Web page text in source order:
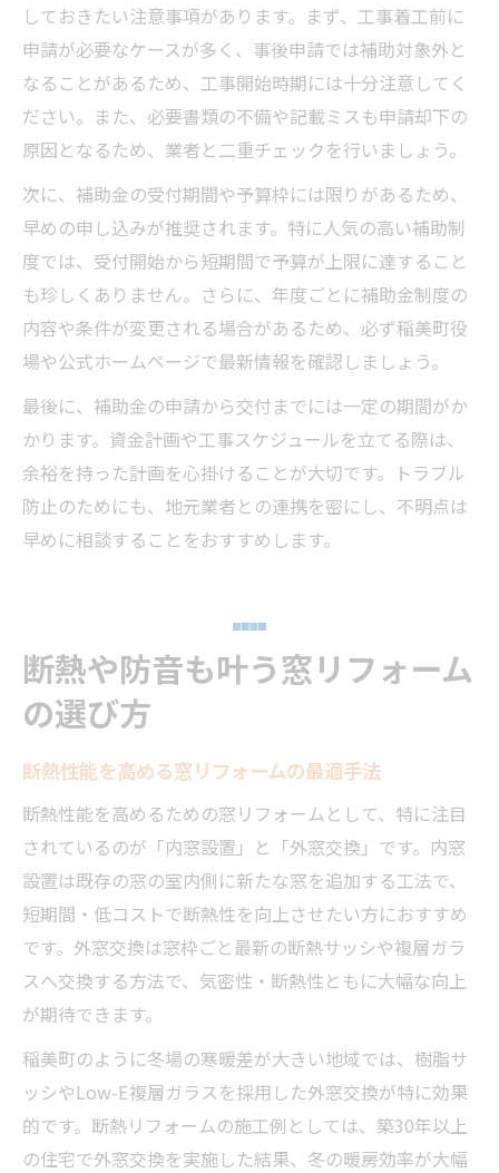
しておきたい注意事項があります。まず、工事着工前に
申請が必要なケースが多く、事後申請では補助対象外と
なることがあるため、工事開始時期には十分注意してく
ださい。また、必要書類の不備や記載ミスも申請却下の
原因となるため、業者と二重チェックを行いましょう。
次に、補助金の受付期間や予算枠には限りがあるため、
早めの申し込みが推奨されます。特に人気の高い補助制
度では、受付開始から短期間で予算が上限に達すること
も珍しくありません。さらに、年度ごとに補助金制度の
内容や条件が変更される場合があるため、必ず稲美町役
場や公式ホームページで最新情報を確認しましょう。
最後に、補助金の申請から交付までには一定の期間がか
かります。資金計画や工事スケジュールを立てる際は、
余裕を持った計画を心掛けることが大切です。トラブル
防止のためにも、地元業者との連携を密にし、不明点は
早めに相談することをおすすめします。
断熱や防音も叶う窓リフォーム
の選び方
断熱性能を高める窓リフォームの最適手法
断熱性能を高めるための窓リフォームとして、特に注目
されているのが「内窓設置」と「外窓交換」です。内窓
設置は既存の窓の室内側に新たな窓を追加する工法で、
短期間・低コストで断熱性を向上させたい方におすすめ
です。外窓交換は窓枠ごと最新の断熱サッシや複層ガラ
スへ交換する方法で、気密性・断熱性ともに大幅な向上
が期待できます。
稲美町のように冬場の寒暖差が大きい地域では、樹脂サ
ッシやLow-E複層ガラスを採用した外窓交換が特に効果
的です。断熱リフォームの施工例としては、築30年以上
の住宅で外窓交換を実施した結果、冬の暖房効率が大幅